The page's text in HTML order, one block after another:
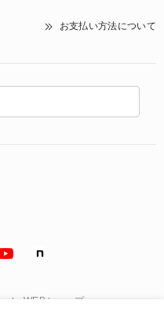
お支払い方法について
レ WEBショップ